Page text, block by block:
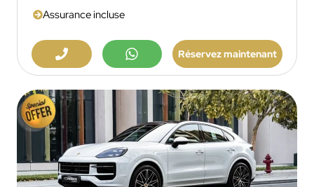
Assurance incluse
Réservez maintenant